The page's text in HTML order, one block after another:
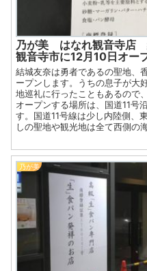
乃が美 はなれ観音寺店
観音寺市に12月10日オー
結城友奈は勇者であるの聖地、
ープンします。うちの息子が大
地巡礼に行ったこともあるので
オープンする場所は、国道11号
す。国道11号線は少し内陸側、
しの聖地や観光地は全て西側の
乃が美